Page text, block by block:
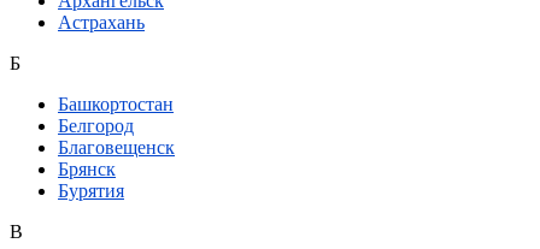
Астрахань
Б
Башкортостан
Белгород
Благовещенск
Брянск
Бурятия
В